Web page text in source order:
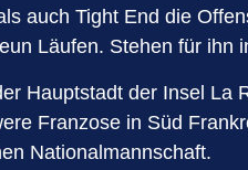
auch Tight End die
Läufen. Stehen für ihn
Hauptstadt der Insel
Franzose in Süd
Nationalmannschaft.